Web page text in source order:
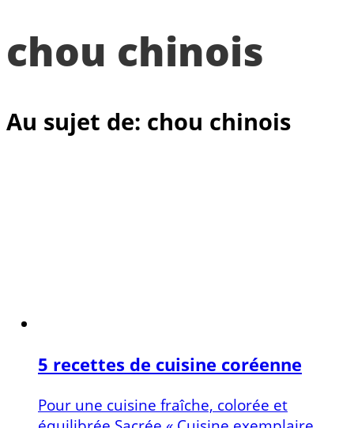
chou chinois
Au sujet de: chou chinois
5 recettes de cuisine coréenne
Pour une cuisine fraîche, colorée et